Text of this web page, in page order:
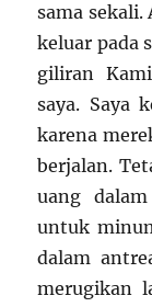
sama
keluar pada
giliran
saya. Saya
karena
berjalan.
uang
untuk
dalam
merugikan